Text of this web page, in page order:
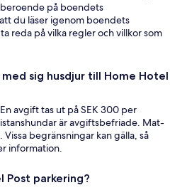
på boendets
du läser igenom boendets
reda på vilka regler och villkor som
sig husdjur till Home Hotel
avgift tas ut på SEK 300 per
är avgiftsbefriade. Mat-
begränsningar kan gälla, så
information.
Post parkering?